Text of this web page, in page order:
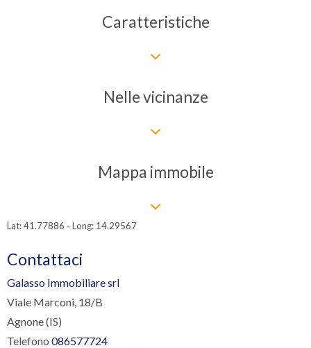
Caratteristiche
Nelle vicinanze
Mappa immobile
Lat: 41.77886 - Long: 14.29567
Contattaci
Galasso Immobiliare srl
Viale Marconi, 18/B
Agnone (IS)
Telefono 086577724